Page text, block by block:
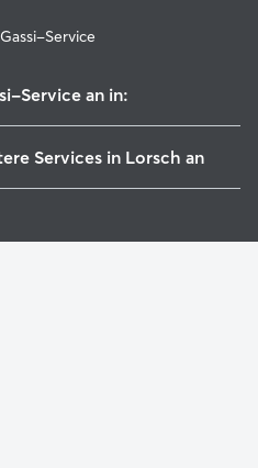
Gassi-Service
Service an in:
Services in Lorsch an